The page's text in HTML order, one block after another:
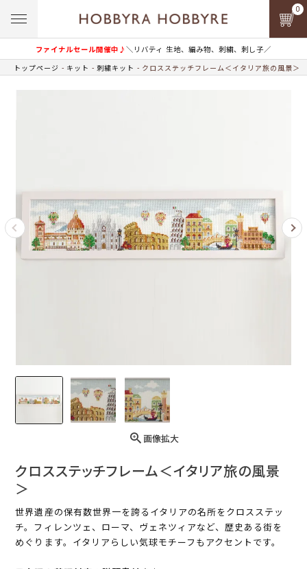
ファイナルセール開催中♪＼リバティ 生地、編み物、刺繍、刺し子／
0
トップページ キット 刺繍キット クロスステッチフレーム＜イタリア旅の風景＞
画像拡大
クロスステッチフレーム＜イタリア旅の風景
＞
世界遺産の保有数世界一を誇るイタリアの名所をクロスステッ
チ。フィレンツェ、ローマ、ヴェネツィアなど、歴史ある街を
めぐります。イタリアらしい気球モチーフもアクセントです。